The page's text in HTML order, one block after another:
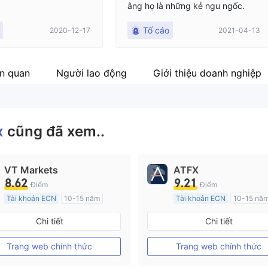
2020-12-17
ằng họ là những kẻ ngu ngốc.
Tố cáo 2021-04-13
quan Người lao động Giới thiệu doanh nghiệp
cũng đã xem..
VT Markets
8.62 Điểm
Tài khoản ECN
10-15 năm
Đăng ký tại Nước Úc
MT4 Chính thức
Chi tiết
Trang web chính thức
ATFX
9.21 Điểm
Tài khoản ECN
10-15
Đăng ký tại Nước Úc
MT4 Chính thức
Chi tiết
Trang web chính thức